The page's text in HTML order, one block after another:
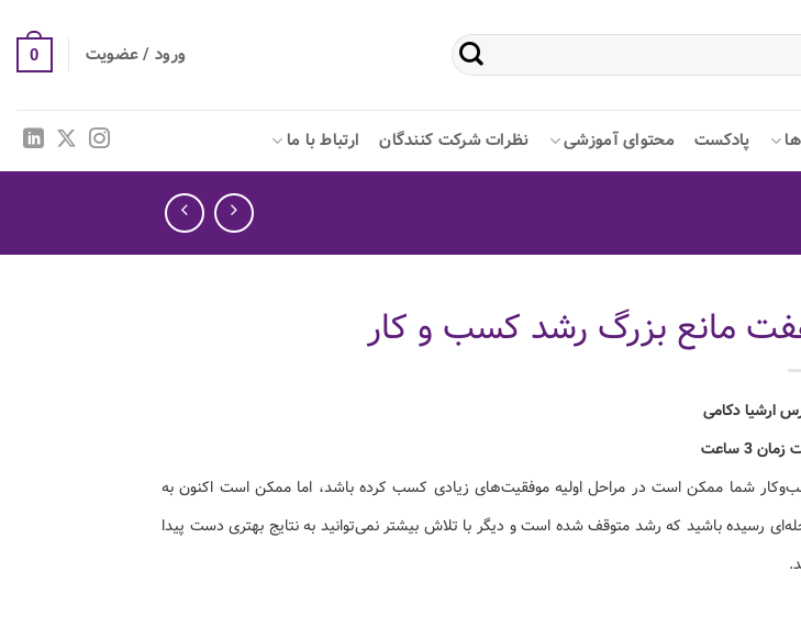
ورود / عضویت 0
پادکست محتوای آموزشی نظرات شرکت کنندگان ارتباط با ما
مانع بزرگ رشد کسب و کار
ارشیا دکامی
3 ساعت
شما ممکن است در مراحل اولیه موفقیت‌های زیادی کسب کرده باشد، اما ممکن است اکنون به
رسیده باشید که رشد متوقف شده است و دیگر با تلاش بیشتر نمی‌توانید به نتایج بهتری دست پیدا